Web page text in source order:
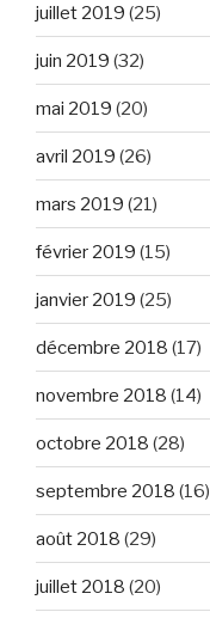
juillet 2019 (25)
juin 2019 (32)
mai 2019 (20)
avril 2019 (26)
mars 2019 (21)
février 2019 (15)
janvier 2019 (25)
décembre 2018 (17)
novembre 2018 (14)
octobre 2018 (28)
septembre 2018 (16)
août 2018 (29)
juillet 2018 (20)